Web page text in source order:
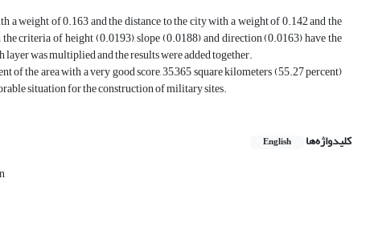
weight of 0.163 and the distance to the city with a weight of 0.142 and the
criteria of height (0.0193), slope (0.0188) and direction (0.0163) have the
was multiplied and the results were added together.
of the area with a very good score, 35,365 square kilometers (55.27 percent)
situation for the construction of military sites.
کلیدواژه‌ها English